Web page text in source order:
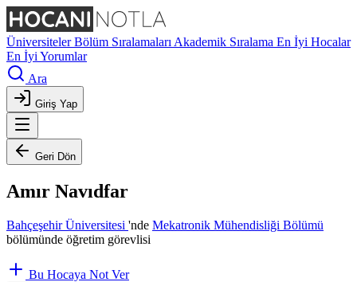
ÜniversitelerBölüm Sıralamaları Akademik Sıralama En İyi Hocalar
En İyi Yorumlar
Ara
Giriş Yap
Geri Dön
Amır Navıdfar
Bahçeşehir Üniversitesi 'nde Mekatronik Mühendisliği Bölümü
bölümünde öğretim görevlisi
Bu Hocaya Not Ver